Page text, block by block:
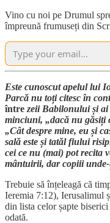
Vino cu noi pe Drumul
împreună frumuseți din
Este cunoscut apelul lui
Parcă nu toți citesc în
între zeii Babilonului și
minciuni, „dacă nu găsiți
„Cât despre mine, eu și
sală este și tatăl fiului
cei ce nu (mai) pot recita
mântuirii, dar copiii
Trebuie să înțeleagă că
Ieremia 7:12), Ierusalimul
din lista celor șapte
odată.